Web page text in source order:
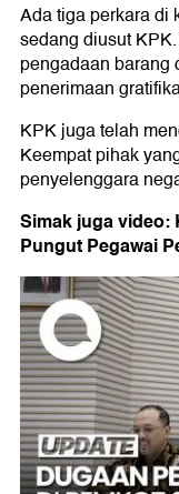
Ada tiga perkara di
sedang diusut
pengadaan barang
penerimaan
KPK juga telah
Keempat pihak
penyelenggara
Simak juga video:
Pungut Pegawai